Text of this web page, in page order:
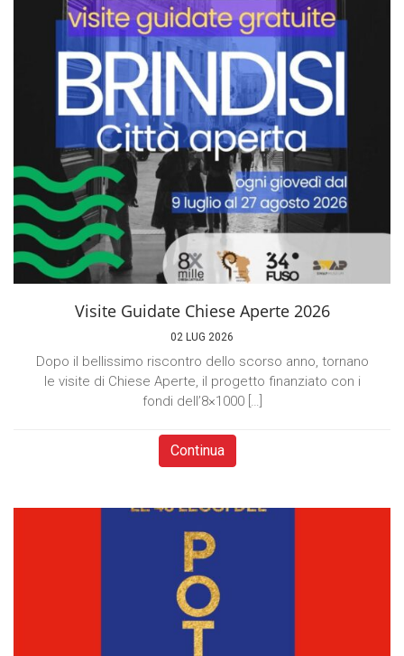
Visite Guidate Chiese Aperte 2026
02 LUG 2026
Dopo il bellissimo riscontro dello scorso anno, tornano
le visite di Chiese Aperte, il progetto finanziato con i
fondi dell’8×1000 […]
Continua